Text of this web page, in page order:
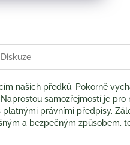
Diskuze
našich předků. Pokorně
samozřejmostí je pro
právními předpisy.
a bezpečným způsobem,